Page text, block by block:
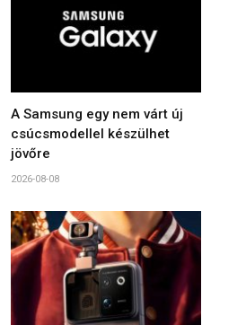
A Samsung egy nem várt új
csúcsmodellel készülhet
jövőre
2026-08-08